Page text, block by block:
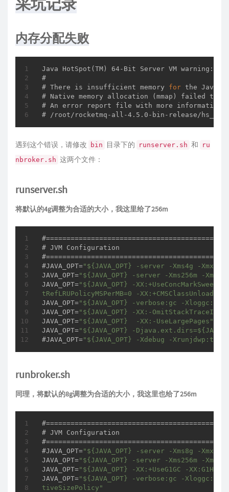
内存分配失败
Java HotSpot (TM)
64-Bit Server VM warning:
#
# There is insufficient memory for the Java
# Native memory allocation (mmap)
failed to
# An error report file with more information
# /root/rocketmq-all-4.5.0-bin-release/
遇到这个错误，请修改 bin 目录下的 runserver.sh 和
ru
nbroker.sh 这两个文件：
runserver.sh
将默认的4g调整为合适的大小，我这里给了256m
# JVM Configuration
#JAVA_OPT="${JAVA_OPT} -server -Xms4g -Xmx4g
JAVA_OPT="${JAVA_OPT} -server -Xms256m -
JAVA_OPT="${JAVA_OPT} -
tRefLRUPolicyMSPerMB=0 -
JAVA_OPT="${JAVA_OPT} -verbose:gc -Xloggc:/
JAVA_OPT="${JAVA_OPT} -XX:-
JAVA_OPT="${JAVA_OPT}  -XX:-UseLargePages"
JAVA_OPT="${JAVA_OPT} -
#JAVA_OPT="${JAVA_OPT} -Xdebug -
runbroker.sh
同理，将默认的8g调整为合适的大小，我这里也给了256m
# JVM Configuration
#JAVA_OPT="${JAVA_OPT} -server -Xms8g -Xmx8g -
JAVA_OPT="${JAVA_OPT} -server -Xms256m -
JAVA_OPT="${JAVA_OPT} -XX:+UseG1GC -
JAVA_OPT="${JAVA_OPT} -verbose:gc -Xloggc:/
tiveSizePolicy"